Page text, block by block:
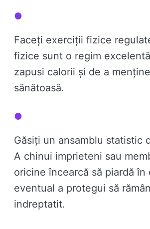
Faceți exerciții fizice
fizice sunt o regim
zapusi calorii și de a
sănătoasă.
Găsiți un ansamblu statistic
A chinui imprieteni sau
oricine încearcă să piardă
eventual a protegui să
indreptatit.